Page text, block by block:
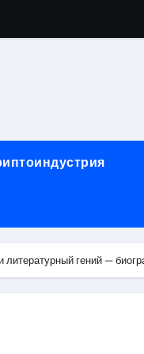
и
профессий
и правовые
статус услуг
гений —